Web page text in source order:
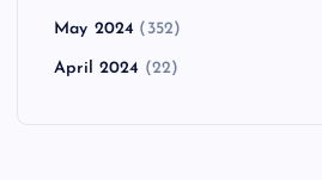
May 2024 (352)
April 2024 (22)